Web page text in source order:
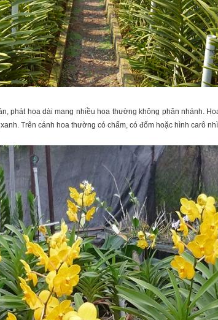
phát hoa dài mang nhiều hoa thường không phân nhánh.
Trên cánh hoa thường có chấm, có đốm hoặc hình carô